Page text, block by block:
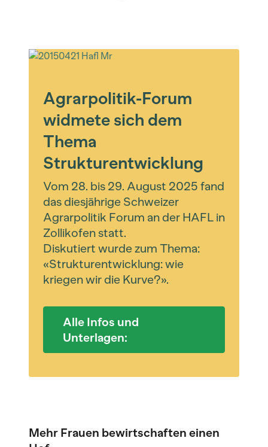
Agrarpolitik-Forum
widmete sich dem
Thema
Strukturentwicklung
Vom 28. bis 29. August 2025 fand
das diesjährige Schweizer
Agrarpolitik Forum an der HAFL in
Zollikofen statt.
Diskutiert wurde zum Thema:
«Strukturentwicklung: wie
kriegen wir die Kurve?».
Alle Infos und
Unterlagen:
Mehr Frauen bewirtschaften einen